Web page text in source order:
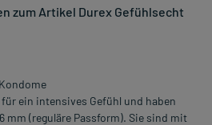
zum Artikel Durex Gefühlsecht
ein intensives Gefühl und haben
mm (reguläre Passform). Sie sind mit